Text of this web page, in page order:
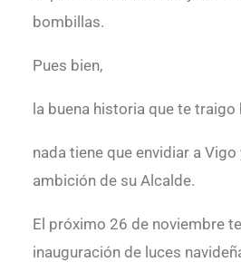
bombillas.
Pues bien,
la buena historia que te traigo
nada tiene que envidiar a
ambición de su Alcalde.
El próximo 26 de noviembre
inauguración de luces